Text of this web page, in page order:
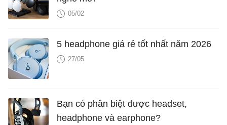
05/02
5 headphone giá rẻ tốt nhất năm 2026
27/05
Bạn có phân biệt được headset,
headphone và earphone?